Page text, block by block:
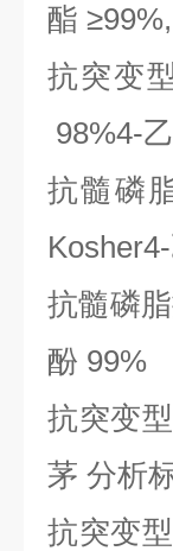
酯
抗突变
98%4-
抗髓磷
抗髓磷
酚 99%
抗突变
茅 分析
抗突变